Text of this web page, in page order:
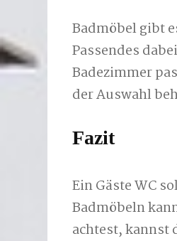
Badmöbel gibt
Passendes
Badezimmer
der Auswahl
Fazit
Ein Gäste WC
Badmöbeln
achtest, kannst